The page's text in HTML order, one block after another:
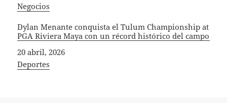
In relation to
Negocios
Dylan Menante conquista el Tulum Championship at
PGA Riviera Maya con un récord histórico del campo
Fecha
20 abril, 2026
In relation to
Deportes